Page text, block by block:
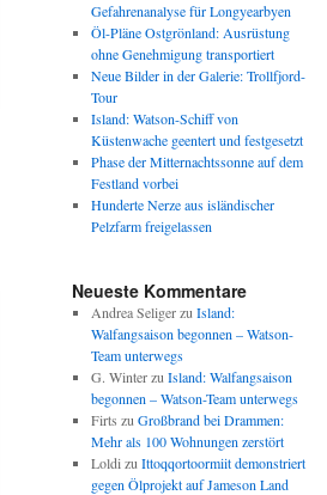
Gefahrenanalyse für Longyearbyen
Öl-Pläne Ostgrönland: Ausrüstung
ohne Genehmigung transportiert
Neue Bilder in der Galerie: Trollfjord-
Tour
Island: Watson-Schiff von
Küstenwache geentert und festgesetzt
Phase der Mitternachtssonne auf dem
Festland vorbei
Hunderte Nerze aus isländischer
Pelzfarm freigelassen
Neueste Kommentare
Andrea Seligerzu Island:
Walfangsaison begonnen – Watson-
Team unterwegs
G. Winterzu Island: Walfangsaison
begonnen – Watson-Team unterwegs
Firts zu Großbrand bei Drammen:
Mehr als 100 Wohnungen zerstört
Loldi zu Ittoqqortoormiit demonstriert
gegen Ölprojekt auf Jameson Land